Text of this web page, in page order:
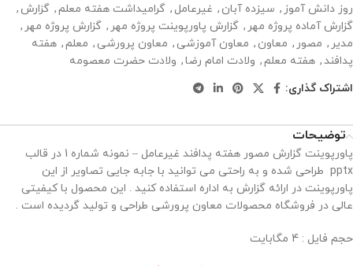
روز دانش آموز , سیزده آبان , غیرعامل , گرامیداشت هفته معلم, گزارش ,
گزارش آماده پروژه مهر , گزارش پاورپوینت پروژه مهر , گزارش پروژه مهر ,
مدیر , مصور , معاون , معاون آموزشی , معاون پرورشی , معلم, هفته
پدافند, هفته معلم, ولادت امام رضا, ولادت حضرت معصومه
اشتراک گذاری:
توضیحات
پاورپوینت گزارش مصور هفته پدافند غیرعامل – نمونه شماره 1 در قالب
pptx طراحی شده و به راحتی می توانید با جابه جایی تصاویر از این
پاورپوینت در ارائه گزارش به اداره استفاده کنید . این محصول با کیفیتی
عالی در فروشگاه محصولات معاون پرورشی طراحی و تولید گردیده است .
حجم فایل : 4 مگابایت